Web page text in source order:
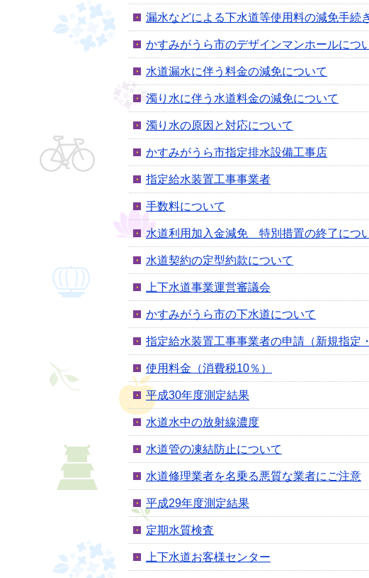
漏水などによる下水道等使用料の減免手続
かすみがうら市のデザインマンホールにつ
水道漏水に伴う料金の減免について
濁り水に伴う水道料金の減免について
濁り水の原因と対応について
かすみがうら市指定排水設備工事店
指定給水装置工事事業者
手数料について
水道利用加入金減免 特別措置の終了につ
水道契約の定型約款について
上下水道事業運営審議会
かすみがうら市の下水道について
指定給水装置工事事業者の申請（新規指定
使用料金（消費税10％）
平成30年度測定結果
水道水中の放射線濃度
水道管の凍結防止について
水道修理業者を名乗る悪質な業者にご注意
平成29年度測定結果
定期水質検査
上下水道お客様センター